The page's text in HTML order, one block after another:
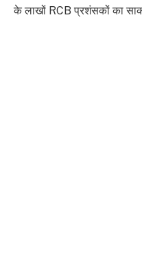
के लाखों RCB प्रशंसकों का